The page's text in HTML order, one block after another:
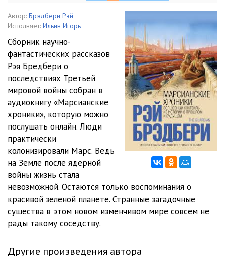
01_02_04 07:03
01_02_05
03 Aug 1999
01_03_01
06:00
04 Aug 1999
01_04_01
08:46
01_04_02 06:00
01_04_03 08:10
01_04_04 10:06
01_04_05
01_04_06
05 Mar 2000
01_05_01
01_06_01
Автор: Брэдбери Рэй
Исполняет: Ильин Игорь
Сборник научно-
фантастических рассказов
Рэя Бредбери о
последствиях Третьей
мировой войны собран в
аудиокнигу «Марсианские
хроники», которую можно
послушать онлайн. Люди
практически
колонизировали Марс. Ведь
на Земле после ядерной
войны жизнь стала
невозможной. Остаются только воспоминания о
красивой зеленой планете. Странные загадочные
существа в этом новом изменчивом мире совсем не
рады такому соседству.
Другие произведения автора